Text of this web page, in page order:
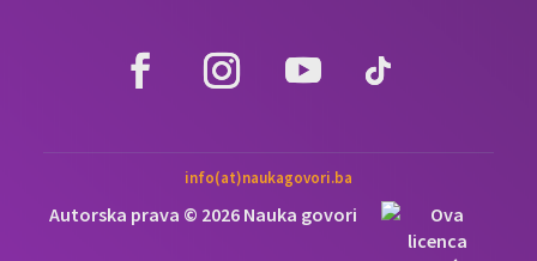
info(at)naukagovori.ba
Autorska prava © 2026 Nauka govori